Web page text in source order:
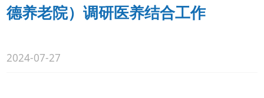
德养老院）调研医养结合工作
2024-07-27